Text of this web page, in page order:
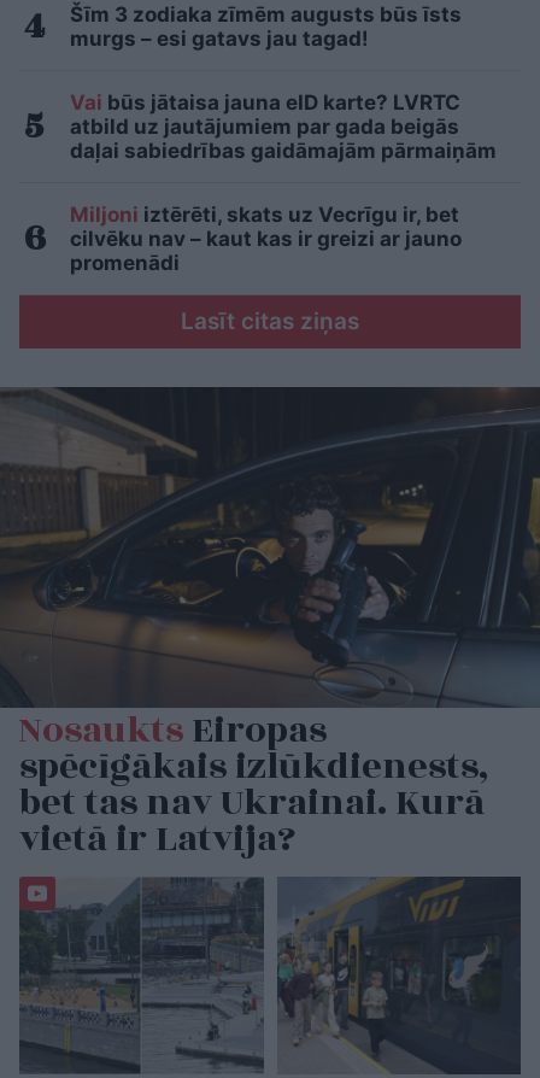
Šīm 3 zodiaka zīmēm augusts būs īsts
murgs – esi gatavs jau tagad!
Vai būs jātaisa jauna eID karte? LVRTC
atbild uz jautājumiem par gada beigās
daļai sabiedrības gaidāmajām pārmaiņām
Miljoni iztērēti, skats uz Vecrīgu ir, bet
cilvēku nav – kaut kas ir greizi ar jauno
promenādi
Lasīt citas ziņas
NosauktsEiropas
spēcīgākais izlūkdienests,
bet tas nav Ukrainai. Kurā
vietā ir Latvija?